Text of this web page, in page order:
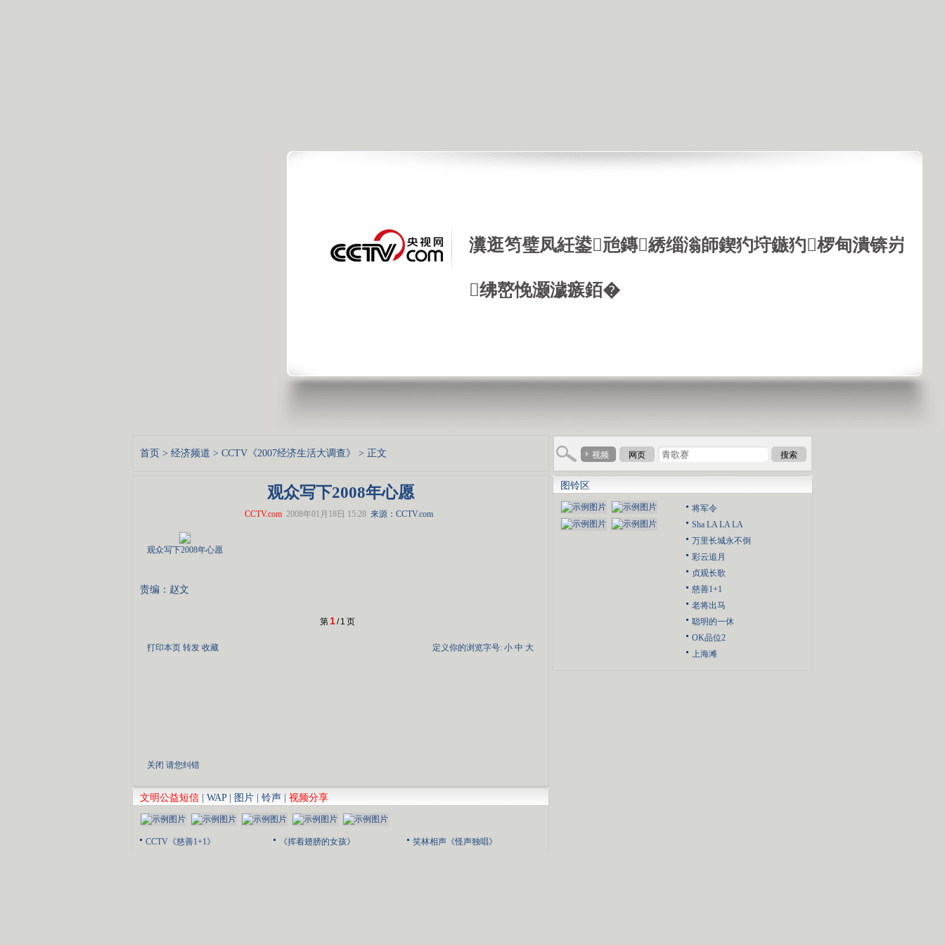
瀵逛笉璧凤紝鍙兘鏄綉缁滃師鍥犳垨鏃犳椤甸潰锛岃
绋嶅悗灏濊瘯銆�
首页 > 经济频道 > CCTV《2007经济生活大调查》 > 正文 视频 网页 搜索
观众写下2008年心愿
CCTV.com 2008年01月18日 15:28来源：CCTV.com
观众写下2008年心愿
责编：赵文
第 1/ 1 页
打印本页 转发 收藏
关闭 请您纠错
定义你的浏览字号: 小 中 大
文明公益短信 WAP| 图片 铃声 视频分享
CCTV《慈善1+1》
《挥着翅膀的女孩》
笑林相声《怪声独唱》
图铃区
将军令
Sha LA LA LA
万里长城永不倒
彩云追月
贞观长歌
慈善1+1
老将出马
聪明的一休
OK品位2
上海滩